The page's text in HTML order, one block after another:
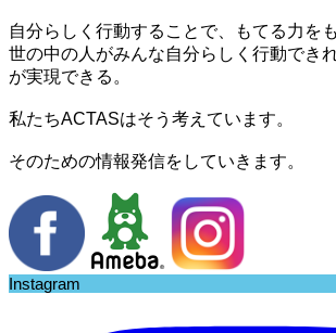
自分らしく行動することで、もてる力を
世の中の人がみんな自分らしく行動でき
が実現できる。
私たちACTASはそう考えています。
そのための情報発信をしていきます。
Instagram